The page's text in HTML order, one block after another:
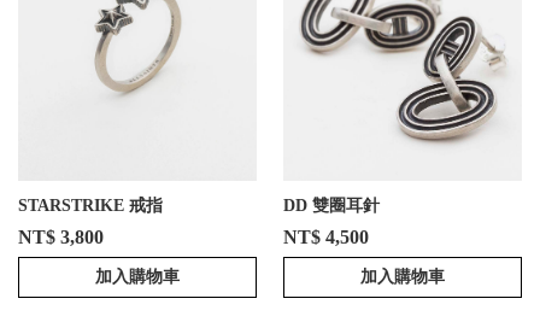
STARSTRIKE 戒指
NT$ 3,800
加入購物車
DD 雙圈耳針
NT$ 4,500
加入購物車